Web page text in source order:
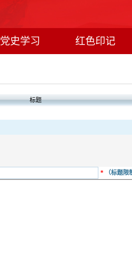
党史学习 红色印记
标题
* （标题限